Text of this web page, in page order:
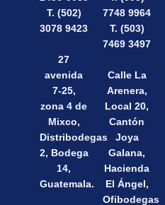
T. (502)
3078 9423
27
avenida
7-25,
zona 4 de
Mixco,
Distribodegas
2, Bodega
14,
Guatemala.
7748 9964
T. (503)
7469 3497
Calle La
Arenera,
Local 20,
Cantón
Joya
Galana,
Hacienda
El Ángel,
Ofibodegas